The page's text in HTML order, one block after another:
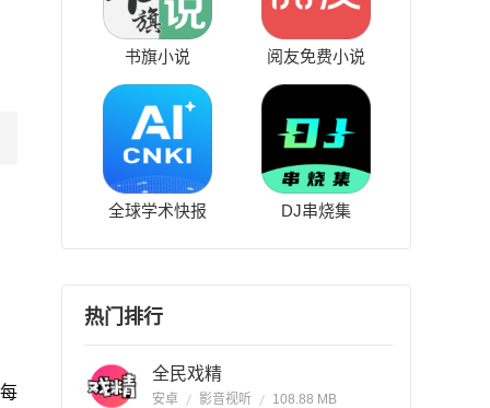
书旗小说 阅友免费小说
全球学术快报 DJ串烧集
热门排行
全民戏精
安卓 影音视听 108.88 MB